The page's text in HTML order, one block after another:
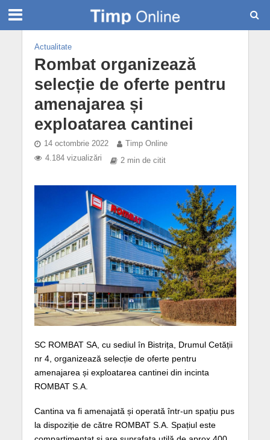
Actualitate
Rombat organizează
selecție de oferte pentru
amenajarea și
exploatarea cantinei
14 octombrie 2022
Timp Online
4.184 vizualizări
2 min de citit
SC ROMBAT SA, cu sediul în Bistrița, Drumul Cetății
nr 4, organizează selecție de oferte pentru
amenajarea și exploatarea cantinei din incinta
ROMBAT S.A.
Cantina va fi amenajată și operată într-un spațiu pus
la dispoziție de către ROMBAT S.A. Spațiul este